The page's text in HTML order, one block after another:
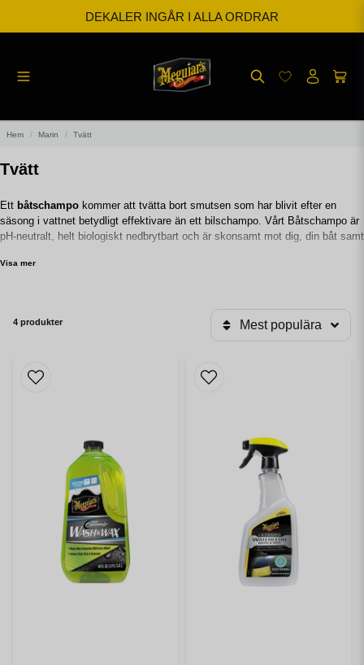
DEKALER INGÅR I ALLA ORDRAR
FRI FRAKT FRÅN 599kr
Hem Marin Tvätt
Tvätt
Ett båtschampo kommer att tvätta bort smutsen som har blivit efter en
säsong i vattnet betydligt effektivare än ett bilschampo. Vårt Båtschampo är
pH-neutralt, helt biologiskt nedbrytbart och är skonsamt mot dig, din båt samt
Visa mer
4 produkter Mest populära